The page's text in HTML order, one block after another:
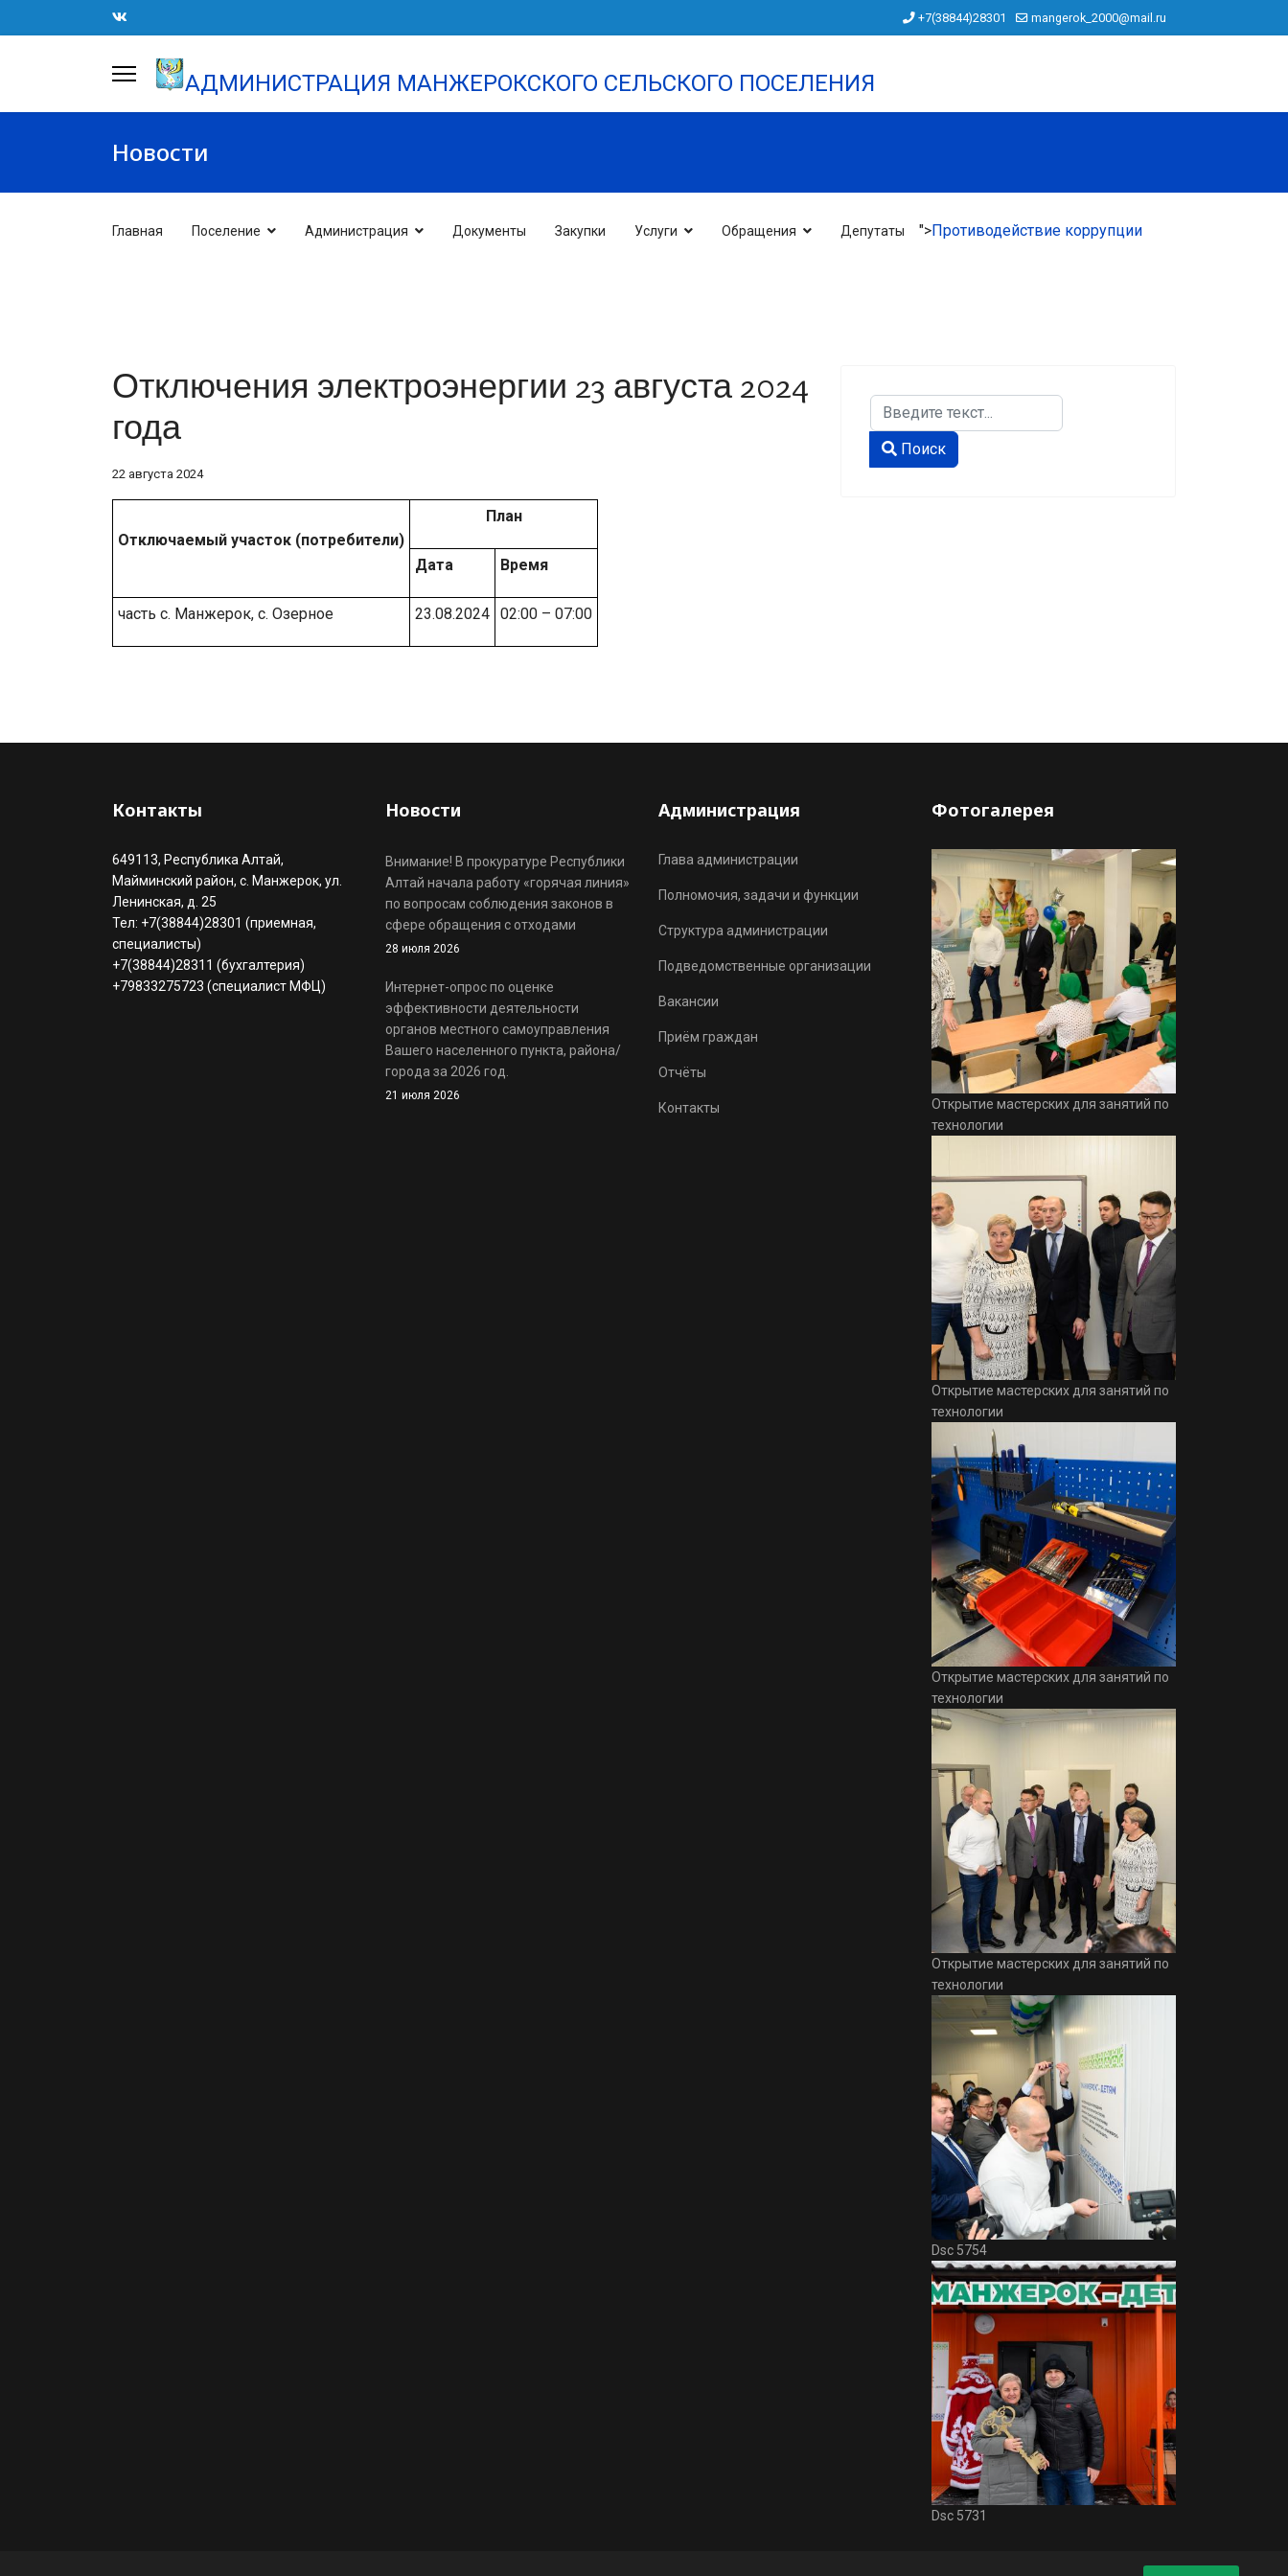
+7(38844)28301 mangerok_2000@mail.ru
АДМИНИСТРАЦИЯ МАНЖЕРОКСКОГО СЕЛЬСКОГО ПОСЕЛЕНИЯ
Новости
Главная Поселение Администрация Документы Закупки Услуги Обращения Депутаты ">Противодействие коррупции
Отключения электроэнергии 23 августа 2024
года
22 августа 2024
Отключаемый участок (потребители)
План
Дата Время
часть с. Манжерок, с. Озерное 23.08.2024 02:00 – 07:00
Поиск
Type 2 or more characters for results.
Поиск
Контакты
649113, Республика Алтай,
Майминский район, с. Манжерок, ул.
Ленинская, д. 25
Тел: +7(38844)28301 (приемная,
специалисты)
+7(38844)28311 (бухгалтерия)
+79833275723 (специалист МФЦ)
Новости
Внимание! В прокуратуре Республики
Алтай начала работу «горячая линия»
по вопросам соблюдения законов в
сфере обращения с отходами
28 июля 2026
Интернет-опрос по оценке
эффективности деятельности
органов местного самоуправления
Вашего населенного пункта, района/
города за 2026 год.
21 июля 2026
Администрация
Глава администрации
Полномочия, задачи и функции
Структура администрации
Подведомственные организации
Вакансии
Приём граждан
Отчёты
Контакты
Фотогалерея
Открытие мастерских для занятий по
технологии
Открытие мастерских для занятий по
технологии
Открытие мастерских для занятий по
технологии
Открытие мастерских для занятий по
технологии
Dsc 5754
Dsc 5731